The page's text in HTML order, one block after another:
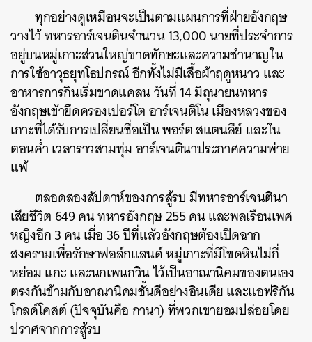
ทุกอย่างดูเหมือนจะเป็นตามแผนการที่ฝ่ายอังกฤษ
วางไว้ ทหารอาร์เจนตินจำนวน 13,000 นายที่ประจำการ
อยู่บนหมู่เกาะส่วนใหญ่ขาดทักษะและความชำนาญใน
การใช้อาวุธยุทโธปกรณ์ อีกทั้งไม่มีเสื้อผ้าฤดูหนาว และ
อาหารการกินเริ่มขาดแคลน วันที่ 14 มิถุนายนทหาร
อังกฤษเข้ายึดครองเปอร์โต อาร์เจนติโน เมืองหลวงของ
เกาะที่ได้รับการเปลี่ยนชื่อเป็น พอร์ต สแตนลีย์ และใน
ตอนค่ำ เวลาราวสามทุ่ม อาร์เจนตินาประกาศความพ่าย
แพ้
ตลอดสองสัปดาห์ของการสู้รบ มีทหารอาร์เจนตินา
เสียชีวิต 649 คน ทหารอังกฤษ 255 คน และพลเรือนเพศ
หญิงอีก 3 คน เมื่อ 36 ปีที่แล้วอังกฤษต้องเปิดฉาก
สงครามเพื่อรักษาฟอล์กแลนด์ หมู่เกาะที่มีโขดหินไม่กี่
หย่อม แกะ และนกเพนกวิน ไว้เป็นอาณานิคมของตนเอง
ตรงกันข้ามกับอาณานิคมชั้นดีอย่างอินเดีย และแอฟริกัน
โกลด์โคสต์ (ปัจจุบันคือ กานา) ที่พวกเขายอมปล่อยโดย
ปราศจากการสู้รบ